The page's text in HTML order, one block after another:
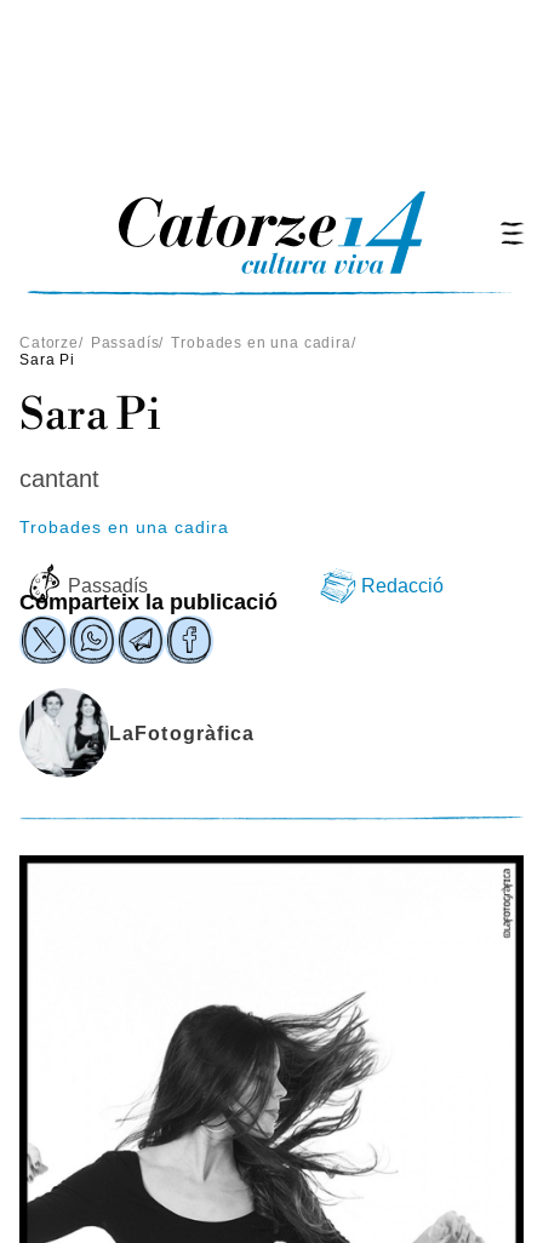
Catorze/ Passadís/ Trobades en una cadira/
Sara Pi
Sara Pi
cantant
Trobades en una cadira
Passadís Redacció
Comparteix la publicació
LaFotogràfica